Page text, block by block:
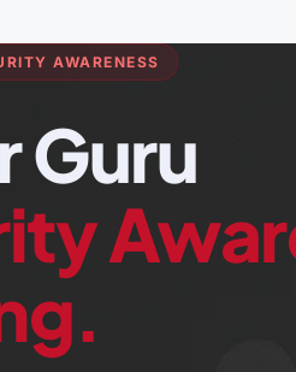
AWARENESS
Guru